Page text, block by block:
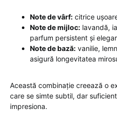
Note de vârf: citrice
Note de mijloc: lavandă,
parfum persistent și
Note de bază: vanilie,
asigură longevitatea
Această combinație creează o
care se simte subtil, dar
impresiona.